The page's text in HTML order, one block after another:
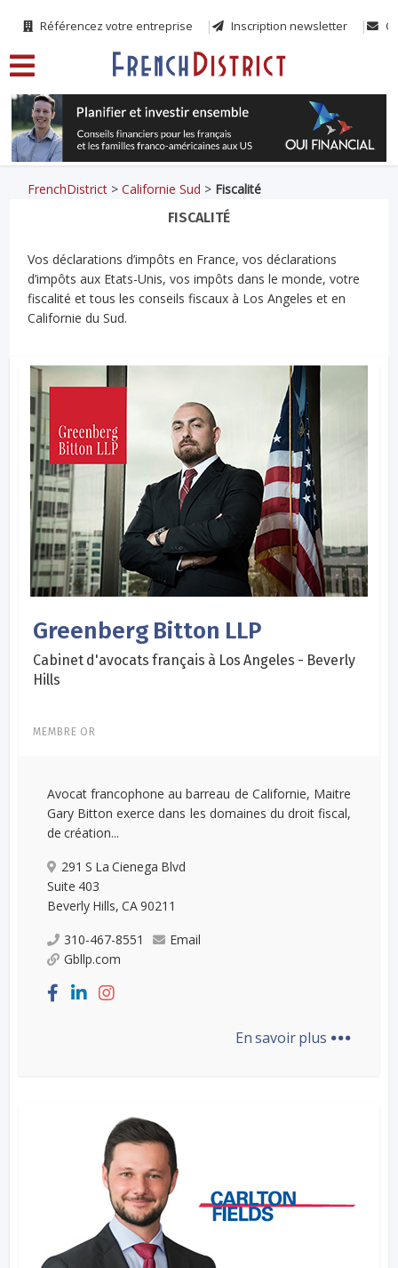
Référencez votre entreprise Inscription newsletter
FrenchDistrict >Californie Sud > Fiscalité
FISCALITÉ
Vos déclarations d’impôts en France, vos déclarations
d’impôts aux Etats-Unis, vos impôts dans le monde, votre
fiscalité et tous les conseils fiscaux à Los Angeles et en
Californie du Sud.
Greenberg Bitton LLP
Cabinet d'avocats français à Los Angeles - Beverly
Hills
MEMBRE OR
Avocat francophone au barreau de Californie, Maitre
Gary Bitton exerce dans les domaines du droit fiscal,
de création...
291 S La Cienega Blvd
Suite 403
Beverly Hills, CA 90211
310-467-8551
Email
Gbllp.com
En savoir plus ...